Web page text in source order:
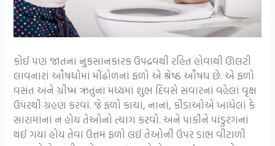
કોઈ પણ જાતના નુકસાનકારક ઉપદ્રવથી રહિત હોવાથી ઊલટી
લાવનારાં ઔષધોમાં મીંઢોળનાં ફળો એ શ્રેષ્ઠ ઔષધ છે. એ ફળો
વસંત અને ગ્રીષ્મ ઋતુના મધ્યમાં શુભ દિવસે સવારનાં વહેલાં વૃક્ષ
ઉપરથી ગ્રહણ કરવાં. જે ફળો કાચાં, નાનાં, કીડાઓએ ખાધેલાં કે
સારામાંનાં ન હોય તેઓનો ત્યાગ કરવો. અને પાકીને પાંડુરંગનાં
થઈ ગયાં હોય તેવાં ઉત્તમ ફળો લઈ તેઓની ઉપર ડાભ વીંટાળી